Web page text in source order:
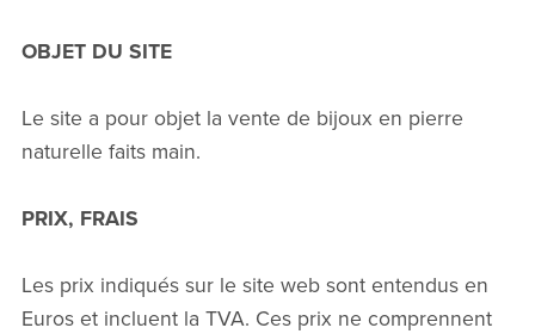
OBJET DU SITE
Le site a pour objet la vente de bijoux en pierre
naturelle faits main.
PRIX, FRAIS
Les prix indiqués sur le site web sont entendus en
Euros et incluent la TVA. Ces prix ne comprennent